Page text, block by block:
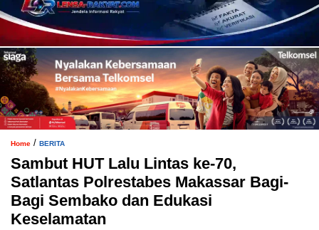
Home / BERITA
Sambut HUT Lalu Lintas ke-70,
Satlantas Polrestabes Makassar Bagi-
Bagi Sembako dan Edukasi
Keselamatan